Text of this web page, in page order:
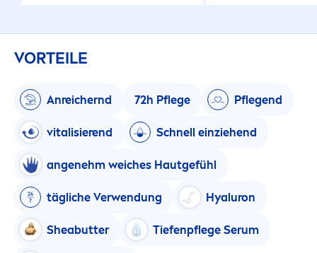
VORTEILE
Anreichernd 72h Pflege Pflegend
vitalisierend Schnell einziehend
angenehm weiches Hautgefühl
tägliche Verwendung Hyaluron
Sheabutter Tiefenpflege Serum